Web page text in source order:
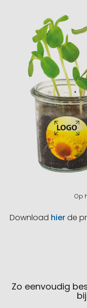
Op
Download hierde
Zo eenvoudig